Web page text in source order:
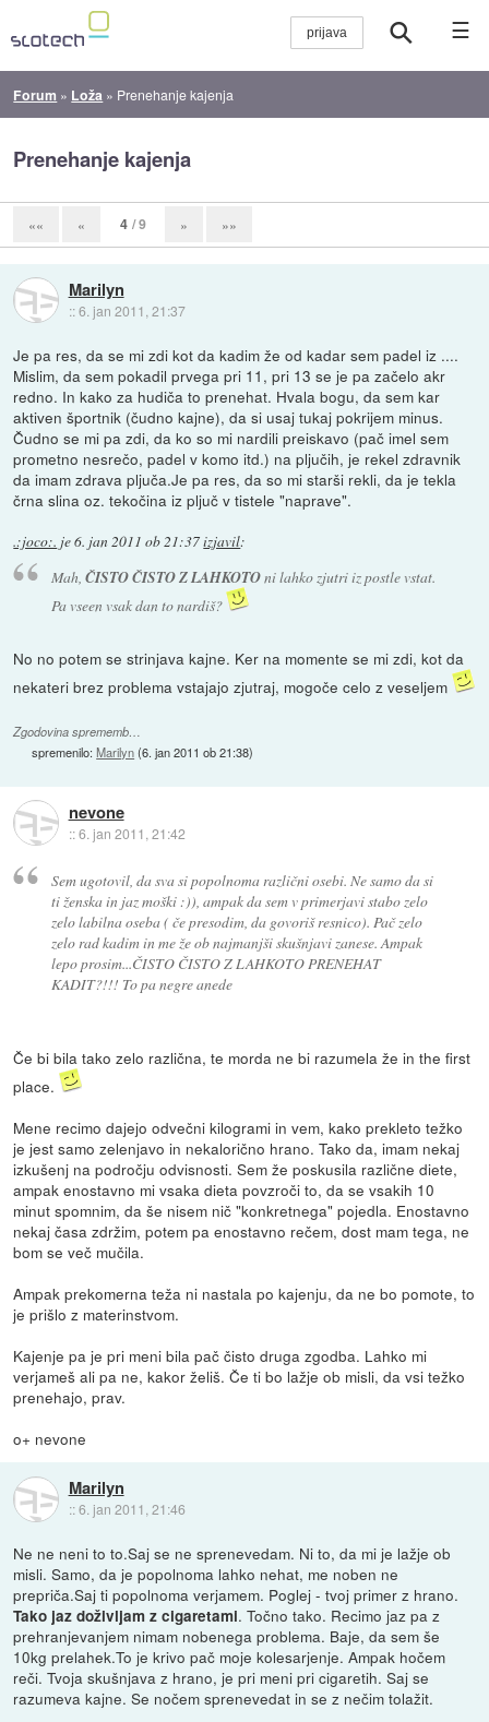
☰
Forum » Loža » Prenehanje kajenja
Prenehanje kajenja
«« « 4 / 9 » »»
Marilyn
::6. jan 2011, 21:37
Je pa res, da se mi zdi kot da kadim že od kadar sem padel iz ....
Mislim, da sem pokadil prvega pri 11, pri 13 se je pa začelo akr
redno. In kako za hudiča to prenehat. Hvala bogu, da sem kar
aktiven športnik (čudno kajne), da si usaj tukaj pokrijem minus.
Čudno se mi pa zdi, da ko so mi nardili preiskavo (pač imel sem
prometno nesrečo, padel v komo itd.) na pljučih, je rekel zdravnik
da imam zdrava pljuča.Je pa res, da so mi starši rekli, da je tekla
črna slina oz. tekočina iz pljuč v tistele "naprave".
.:joco:. je6. jan 2011 ob 21:37izjavil:
Mah, ČISTO ČISTO Z LAHKOTOni lahko zjutri iz postle vstat.
Pa vseen vsak dan to nardiš?
No no potem se strinjava kajne. Ker na momente se mi zdi, kot da
nekateri brez problema vstajajo zjutraj, mogoče celo z veseljem
Zgodovina sprememb…
spremenilo:Marilyn(6. jan 2011 ob 21:38)
nevone
::6. jan 2011, 21:42
Sem ugotovil, da sva si popolnoma različni osebi. Ne samo da si
ti ženska in jaz moški :)), ampak da sem v primerjavi stabo zelo
zelo labilna oseba ( če presodim, da govoriš resnico). Pač zelo
zelo rad kadim in me že ob najmanjši skušnjavi zanese. Ampak
lepo prosim...ČISTO ČISTO Z LAHKOTO PRENEHAT
KADIT?!!! To pa negre anede
Če bi bila tako zelo različna, te morda ne bi razumela že in the first
place.
Mene recimo dajejo odvečni kilogrami in vem, kako prekleto težko
je jest samo zelenjavo in nekalorično hrano. Tako da, imam nekaj
izkušenj na področju odvisnosti. Sem že poskusila različne diete,
ampak enostavno mi vsaka dieta povzroči to, da se vsakih 10
minut spomnim, da še nisem nič "konkretnega" pojedla. Enostavno
nekaj časa zdržim, potem pa enostavno rečem, dost mam tega, ne
bom se več mučila.
Ampak prekomerna teža ni nastala po kajenju, da ne bo pomote, to
je prišlo z materinstvom.
Kajenje pa je pri meni bila pač čisto druga zgodba. Lahko mi
verjameš ali pa ne, kakor želiš. Če ti bo lažje ob misli, da vsi težko
prenehajo, prav.
o+ nevone
Marilyn
::6. jan 2011, 21:46
Ne ne neni to to.Saj se ne sprenevedam. Ni to, da mi je lažje ob
misli. Samo, da je popolnoma lahko nehat, me noben ne
prepriča.Saj ti popolnoma verjamem. Poglej - tvoj primer z hrano.
Tako jaz doživljam z cigaretami. Točno tako. Recimo jaz pa z
prehranjevanjem nimam nobenega problema. Baje, da sem še
10kg prelahek.To je krivo pač moje kolesarjenje. Ampak hočem
reči. Tvoja skušnjava z hrano, je pri meni pri cigaretih. Saj se
razumeva kajne. Se nočem sprenevedat in se z nečim tolažit.